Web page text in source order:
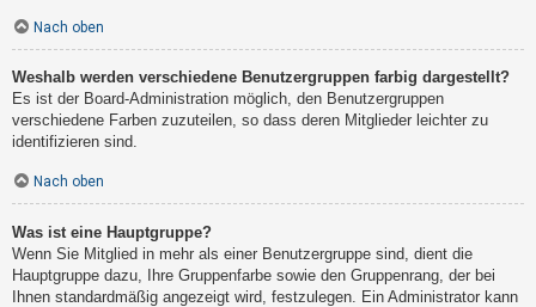
Nach oben
Weshalb werden verschiedene Benutzergruppen farbig dargestellt?
Es ist der Board-Administration möglich, den Benutzergruppen
verschiedene Farben zuzuteilen, so dass deren Mitglieder leichter zu
identifizieren sind.
Nach oben
Was ist eine Hauptgruppe?
Wenn Sie Mitglied in mehr als einer Benutzergruppe sind, dient die
Hauptgruppe dazu, Ihre Gruppenfarbe sowie den Gruppenrang, der bei
Ihnen standardmäßig angezeigt wird, festzulegen. Ein Administrator kann